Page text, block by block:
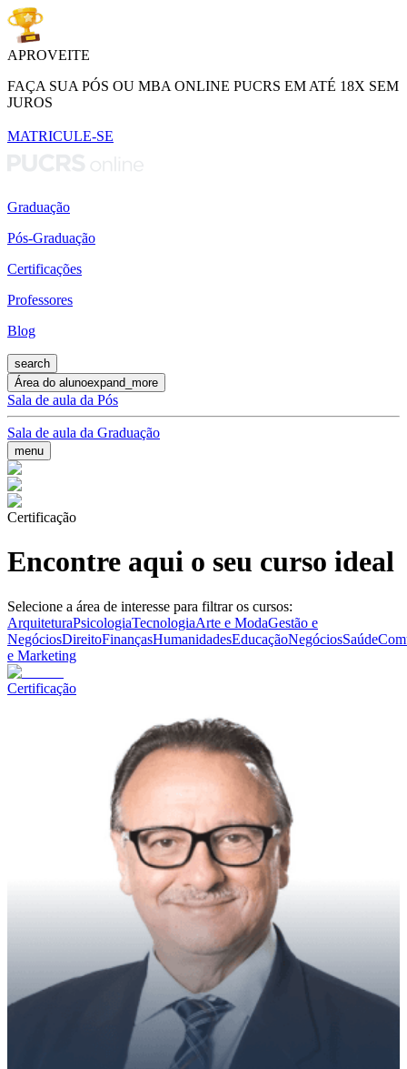
APROVEITE
FAÇA SUA PÓS OU MBA ONLINE PUCRS EM ATÉ 18X SEM
JUROS
MATRICULE-SE
Graduação
Pós-Graduação
Certificações
Professores
Blog
search
Área do alunoexpand_more
Sala de aula da Pós
Sala de aula da Graduação
menu
Certificação
Encontre aqui o seu curso ideal
Selecione a área de interesse para filtrar os cursos:
ArquiteturaPsicologiaTecnologiaArte e ModaGestão e
NegóciosDireitoFinançasHumanidadesEducaçãoNegóciosSaúde
e Marketing
Certificação